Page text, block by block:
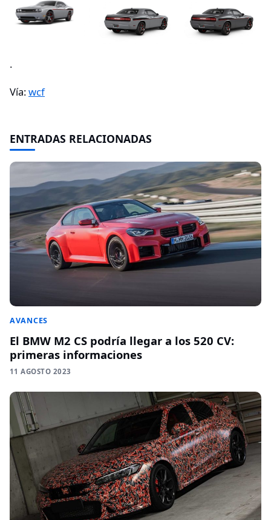
.
Vía:wcf
ENTRADAS RELACIONADAS
AVANCES
El BMW M2 CS podría llegar a los 520 CV:
primeras informaciones
11 AGOSTO 2023